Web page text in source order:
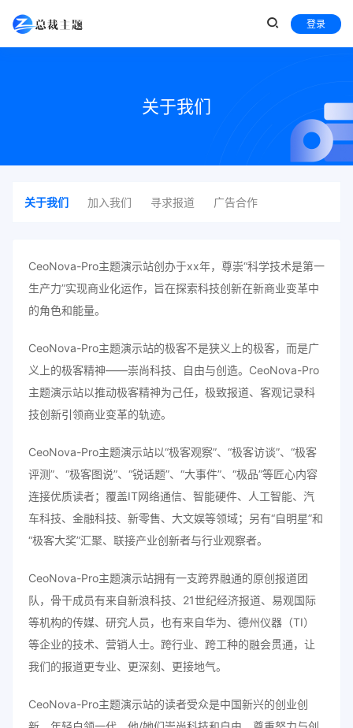
登录
关于我们
关于我们 加入我们 寻求报道 广告合作
CeoNova-Pro主题演示站创办于xx年，尊崇“科学技术是第一
生产力”实现商业化运作，旨在探索科技创新在新商业变革中
的角色和能量。
CeoNova-Pro主题演示站的极客不是狭义上的极客，而是广
义上的极客精神——崇尚科技、自由与创造。CeoNova-Pro
主题演示站以推动极客精神为己任，极致报道、客观记录科
技创新引领商业变革的轨迹。
CeoNova-Pro主题演示站以“极客观察”、“极客访谈”、“极客
评测”、“极客图说”、“锐话题”、“大事件”、“极品”等匠心内容
连接优质读者；覆盖IT网络通信、智能硬件、人工智能、汽
车科技、金融科技、新零售、大文娱等领域；另有“自明星”和
“极客大奖”汇聚、联接产业创新者与行业观察者。
CeoNova-Pro主题演示站拥有一支跨界融通的原创报道团
队，骨干成员有来自新浪科技、21世纪经济报道、易观国际
等机构的传媒、研究人员，也有来自华为、德州仪器（TI）
等企业的技术、营销人士。跨行业、跨工种的融会贯通，让
我们的报道更专业、更深刻、更接地气。
CeoNova-Pro主题演示站的读者受众是中国新兴的创业创